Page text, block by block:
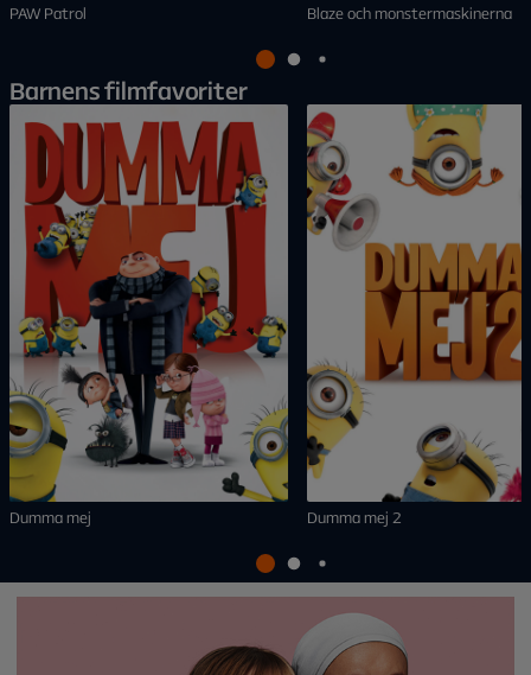
PAW Patrol Blaze och monstermaskinerna
Barnens filmfavoriter
Dumma mej Dumma mej 2